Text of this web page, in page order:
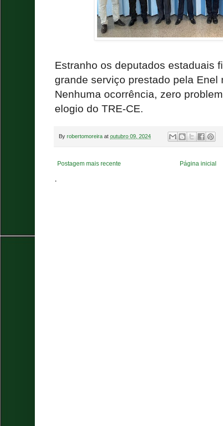
Estranho os deputados estaduais
grande serviço prestado pela Enel
Nenhuma ocorrência, zero
elogio do TRE-CE.
By robertomoreira at outubro 09, 2024
Postagem mais recente Página inicial
.